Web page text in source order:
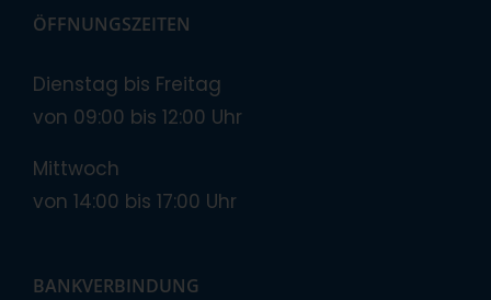
ÖFFNUNGSZEITEN
Dienstag bis Freitag
von 09:00 bis 12:00 Uhr
Mittwoch
von 14:00 bis 17:00 Uhr
BANKVERBINDUNG